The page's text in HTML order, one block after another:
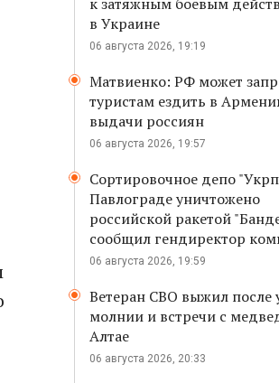
в Украине
06 августа 2026, 19:19
Матвиенко: РФ может
туристам ездить в
выдачи россиян
06 августа 2026, 19:57
Сортировочное депо
Павлограде уничтожено
российской ракетой
сообщил гендиректор
06 августа 2026, 19:59
Ветеран СВО выжил после
молнии и встречи с
Алтае
06 августа 2026, 20:33